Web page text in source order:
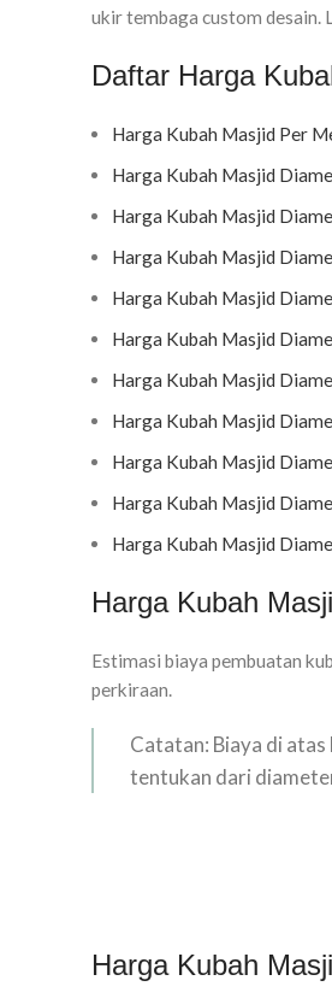
ukir tembaga custom desain.
Daftar Harga
Harga Kubah Masjid Per
Harga Kubah Masjid
Harga Kubah Masjid
Harga Kubah Masjid
Harga Kubah Masjid
Harga Kubah Masjid
Harga Kubah Masjid
Harga Kubah Masjid
Harga Kubah Masjid
Harga Kubah Masjid
Harga Kubah Masjid
Harga Kubah
Estimasi biaya pembuatan
perkiraan.
Catatan: Biaya di
tentukan dari
Harga Kubah